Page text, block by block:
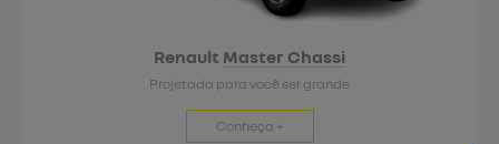
Renault Master Chassi
Projetada para você ser grande
Conheça +